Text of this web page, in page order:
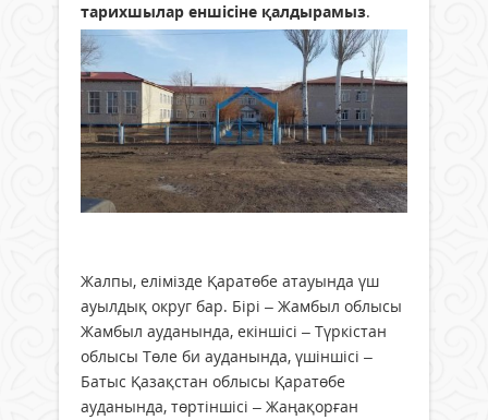
тарихшылар еншісіне қалдырамыз.
Жалпы, елімізде Қаратөбе атауында үш
ауылдық округ бар. Бірі – Жамбыл облысы
Жамбыл ауданында, екіншісі – Түркістан
облысы Төле би ауданында, үшіншісі –
Батыс Қазақстан облысы Қаратөбе
ауданында, төртіншісі – Жаңақорған